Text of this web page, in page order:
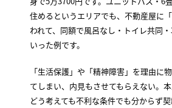
住めるというエリアでも、不動産屋に
われて、同額で風呂なし・トイレ共同
いった例です。
「生活保護」や「精神障害」を理由に
てしまい、内見もさせてもらえない。本
どう考えても不利な条件でも分からず